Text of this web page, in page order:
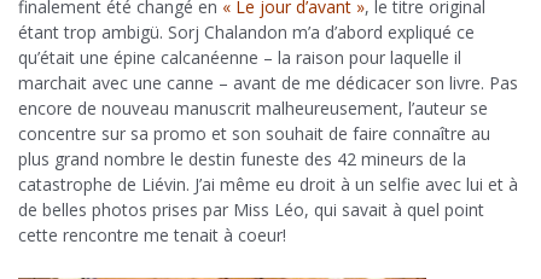
finalement été changé en « Le jour d’avant », le titre original
étant trop ambigü. Sorj Chalandon m’a d’abord expliqué ce
qu’était une épine calcanéenne – la raison pour laquelle il
marchait avec une canne – avant de me dédicacer son livre. Pas
encore de nouveau manuscrit malheureusement, l’auteur se
concentre sur sa promo et son souhait de faire connaître au
plus grand nombre le destin funeste des 42 mineurs de la
catastrophe de Liévin. J’ai même eu droit à un selfie avec lui et à
de belles photos prises par Miss Léo, qui savait à quel point
cette rencontre me tenait à coeur!